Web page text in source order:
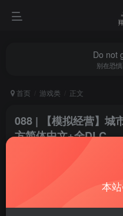
Do not
别在恐
首页 游戏类 正文
088 | 【模拟经营】城
方简体中文+全DLC
本